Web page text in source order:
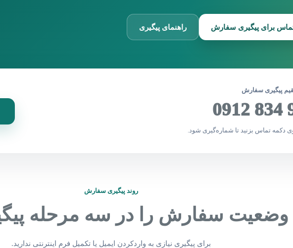
برای پیگیری سفارش راهنمای پیگیری
پیگیری سفارش
0912 834
دکمه تماس بزنید تا شماره‌گیری شود.
روند پیگیری سفارش
وضعیت سفارش را در سه مرحله
برای پیگیری نیازی به واردکردن ایمیل یا تکمیل فرم اینترنتی ندارید.